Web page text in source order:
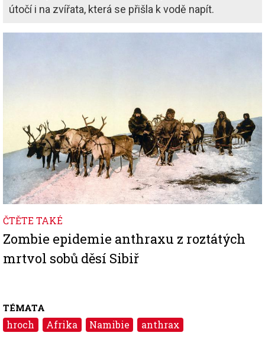
útočí i na zvířata, která se přišla k vodě napít.
ČTĚTE TAKÉ
Zombie epidemie anthraxu z roztátých
mrtvol sobů děsí Sibiř
TÉMATA
hroch Afrika Namibie anthrax